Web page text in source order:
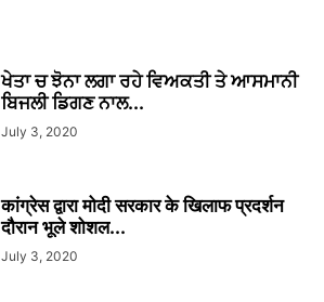
ਖੇਤਾ ਚ ਝੋਨਾ ਲਗਾ ਰਹੇ ਵਿਅਕਤੀ ਤੇ ਆਸਮਾਨੀ
ਬਿਜਲੀ ਡਿਗਣ ਨਾਲ...
July 3, 2020
कांग्रेस द्वारा मोदी सरकार के खिलाफ प्रदर्शन
दौरान भूले शोशल...
July 3, 2020